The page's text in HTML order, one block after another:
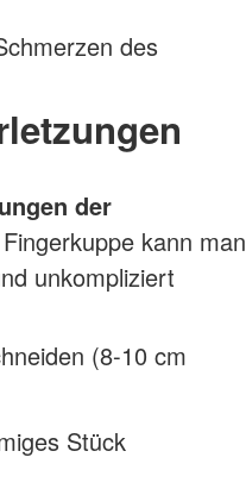
des
der
kann man
unkompliziert
(8-10 cm
Stück